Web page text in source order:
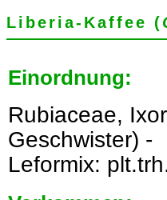
Liberia-Kaffee (
Einordnung:
Rubiaceae,
Geschwister) -
Leformix: